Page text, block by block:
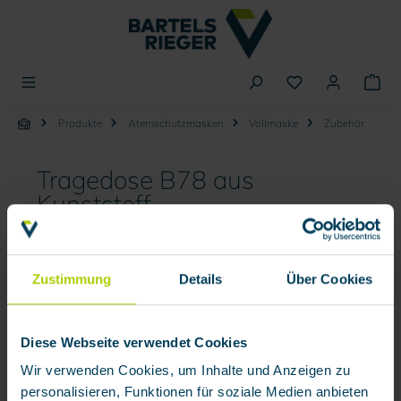
Zustimmung Details Über Cookies
Diese Webseite verwendet Cookies
Wir verwenden Cookies, um Inhalte und Anzeigen zu
personalisieren, Funktionen für soziale Medien anbieten
Produkte Atemschutzmasken Vollmaske Zubehör
Tragedose B78 aus
Kunststoff
Bildergalerie überspringen